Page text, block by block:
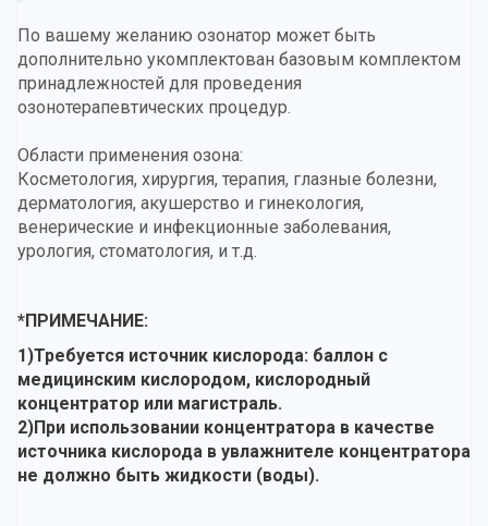
По вашему желанию озонатор может быть
дополнительно укомплектован базовым комплектом
принадлежностей для проведения
озонотерапевтических процедур.
Области применения озона:
Косметология, хирургия, терапия, глазные болезни,
дерматология, акушерство и гинекология,
венерические и инфекционные заболевания,
урология, стоматология, и т.д.
*ПРИМЕЧАНИЕ:
1)Требуется источник кислорода: баллон с
медицинским кислородом, кислородный
концентратор или магистраль.
2)При использовании концентратора в качестве
источника кислорода в увлажнителе концентратора
не должно быть жидкости (воды).